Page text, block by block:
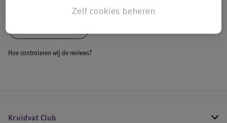
Hoe controleren wij de reviews?
Kruidvat Club
Zelf cookies beheren